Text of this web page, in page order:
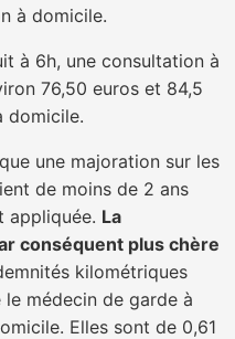
à domicile.
à 6h, une consultation à
76,50 euros et 84,5
domicile.
une majoration sur les
de moins de 2 ans
appliquée. La
conséquent plus chère
kilométriques
médecin de garde à
Elles sont de 0,61